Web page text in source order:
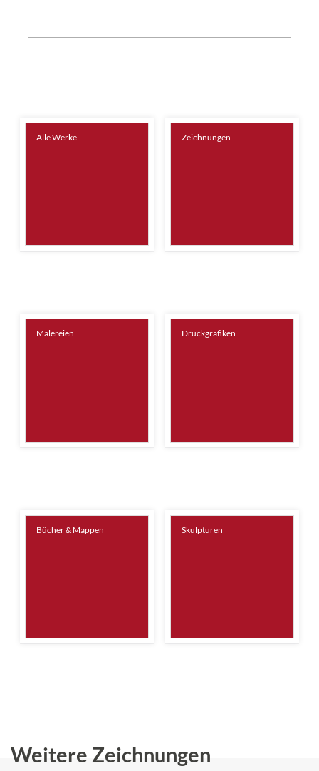
Alle Werke Zeichnungen
Malereien Druckgrafiken
Bücher & Mappen Skulpturen
Weitere Zeichnungen